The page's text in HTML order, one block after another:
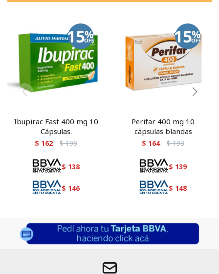
Ibupirac Fast 400 mg 10
Cápsulas.
$ 162 $ 190
$ 138
$ 146
Perifar 400 mg 10
cápsulas blandas
$ 164 $ 193
$ 139
$ 148